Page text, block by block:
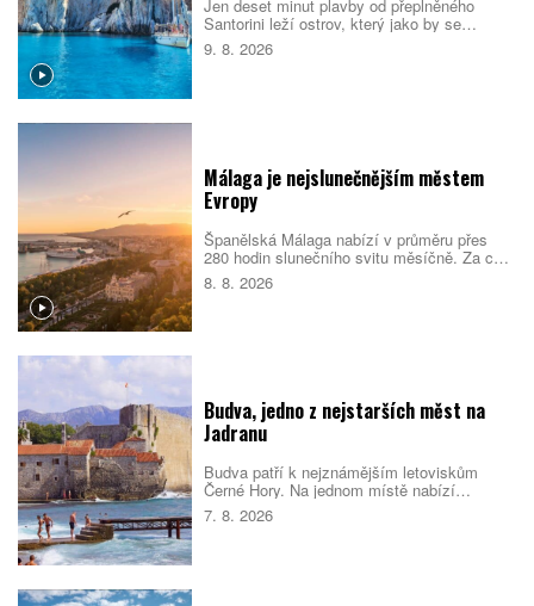
Jen deset minut plavby od přeplněného
Santorini leží ostrov, který jako by se
turistickému ruchu záměrně vyhýbal.
Thirasia nabízí bílé kostely, opuštěná
9. 8. 2026
Málaga je nejslunečnějším městem
Evropy
Španělská Málaga nabízí v průměru přes
280 hodin slunečního svitu měsíčně. Za celý
rok tak nasbírá více než 3000 slunečných
hodin a podle srovnání cestovatelského
8. 8. 2026
Budva, jedno z nejstarších měst na
Jadranu
Budva patří k nejznámějším letoviskům
Černé Hory. Na jednom místě nabízí
opevněné staré město, dlouhé městské
pláže, menší zátoky i snadné výlety podél
7. 8. 2026